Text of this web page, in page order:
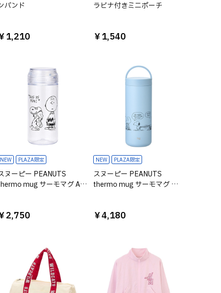
バンド
1,210
ラビナ付きミニポーチ
￥1,540
NEW PLAZA限定
ヌーピー PEANUTS
mug サーモマグ ALL
2,750
NEW PLAZA限定
スヌーピー PEANUTS
thermo mug サーモマグ ラ
￥4,180